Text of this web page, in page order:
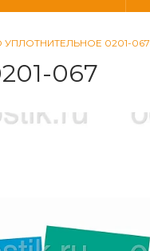
0201-067
067